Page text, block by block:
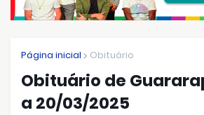
Página inicial Obituário
Obituário de
a 20/03/2025